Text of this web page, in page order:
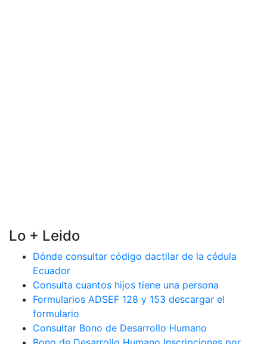
Lo + Leido
Dónde consultar código dactilar de la cédula
Ecuador
Consulta cuantos hijos tiene una persona
Formularios ADSEF 128 y 153 descargar el
formulario
Consultar Bono de Desarrollo Humano